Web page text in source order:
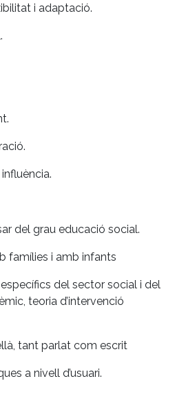
i adaptació.
del grau educació social.
famílies i amb infants
del sector social i del
teoria d’intervenció
tant parlat com escrit
a nivell d’usuari.